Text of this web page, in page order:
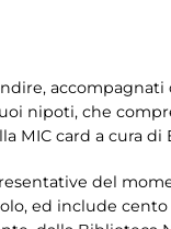
nipoti, che
MIC card a cura di
del
ed include